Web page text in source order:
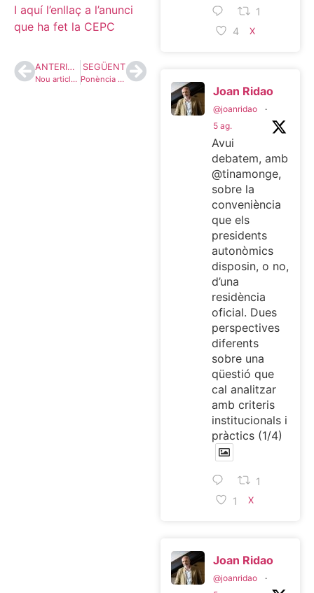
I aquí l’enllaç a l’anunci
que ha fet la CEPC
ANTERIOR
Nou article al diari Ara: ‘Mentides organitzades’
SEGÜENT
Ponència ‘Modelo de estado y cuestiones constitucionales’ en FEDEA i Fundació Olof Palme
1
4
X
Joan Ridao
@joanridao
·
5 ag.
Avui
debatem, amb
@tinamonge,
sobre la
conveniència
que els
presidents
autonòmics
disposin, o no,
d’una
residència
oficial. Dues
perspectives
diferents
sobre una
qüestió que
cal analitzar
amb criteris
institucionals i
pràctics (1/4)
1
1
X
Joan Ridao
@joanridao
·